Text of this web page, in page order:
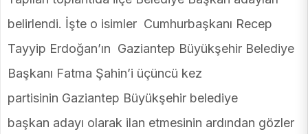
belirlendi. İşte o isimler Cumhurbaşkanı Recep
Tayyip Erdoğan’ın Gaziantep Büyükşehir Belediye
Başkanı Fatma Şahin’i üçüncü kez
partisinin Gaziantep Büyükşehir belediye
başkan adayı olarak ilan etmesinin ardından gözler